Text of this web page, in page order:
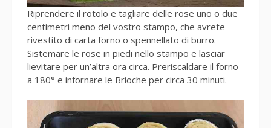
Riprendere il rotolo e tagliare delle rose uno o due
centimetri meno del vostro stampo, che avrete
rivestito di carta forno o spennellato di burro.
Sistemare le rose in piedi nello stampo e lasciar
lievitare per un’altra ora circa. Preriscaldare il forno
a 180° e infornare le Brioche per circa 30 minuti.